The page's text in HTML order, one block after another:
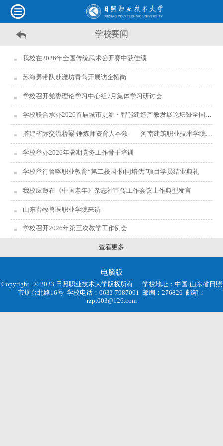
学校要闻
我校在2026年全国传统武术公开赛中获佳绩
苏海勇带队赴潍坊青岛开展访企拓岗
学校召开党委理论学习中心组7月集体学习研讨会
学校联合承办2026首届城市更新・智能建造产教发展论坛暨全国绿色施工行业产教融合共同体年会并主持院长高峰圆桌论坛
搭建省际交流桥梁 锤炼师资育人本领——河南建筑职业技术学院教师素质能力提升培训班顺利开班
学校举办2026年暑期党务工作骨干培训
学校举行鲁喀职业教育“第二校园·协同培优”项目学员结业典礼
我校应邀在《中国老年》杂志社宣传工作会议上作典型发言
山东畜牧兽医职业学院来访
学校召开2026年第三次教学工作例会
查看更多
电脑版
Copyright © 2023 日照职业技术大学版权所有
学校地址：中国·山东省日照
市烟台北路16号 学校电话：0633-7987001 邮编：276826 邮箱：
rzpt003@126.com